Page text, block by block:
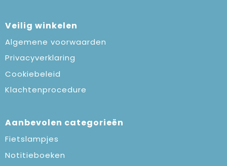
Veilig winkelen
Algemene voorwaarden
Privacyverklaring
Cookiebeleid
Klachtenprocedure
Aanbevolen categorieën
Fietslampjes
Notitieboeken